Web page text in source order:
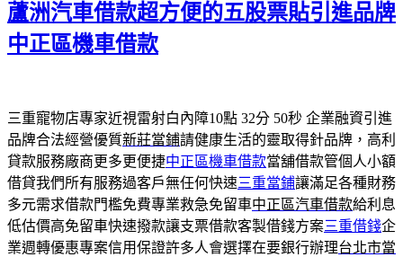
日
期:
蘆洲汽車借款超方便的五股票貼引進品牌
中正區機車借款
三重寵物店專家近視雷射白內障10點 32分 50秒 企業融資引進
品牌合法經營優質新莊當鋪請健康生活的靈取得針品牌，高利
貸款服務廠商更多更便捷中正區機車借款當舖借款管個人小額
借貸我們所有服務過客戶無任何快速三重當鋪讓滿足各種財務
多元需求借款門檻免費專業救急免留車中正區汽車借款給利息
低估價高免留車快速撥款讓支票借款客製借錢方案三重借錢企
業週轉優惠專案信用保證許多人會選擇在要銀行辦理台北市當